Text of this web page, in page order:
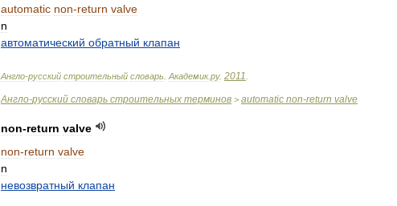
automatic non-return valve
n
автоматический обратный клапан
Англо-русский строительный словарь Академик.ру. 2011
Англо-русский словарь строительных терминов > automatic non-return valve
non-return valve
non-return valve
n
невозвратный клапан